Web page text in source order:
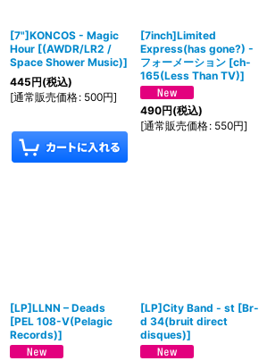
[7"]KONCOS - Magic
Hour [(AWDR/LR2 /
Space Shower Music)]
445円(税込)
[通常販売価格: 500円]
[7inch]Limited
Express(has gone?) -
フォーメーション [ch-
165(Less Than TV)]
490円(税込)
[通常販売価格: 550円]
[LP]LLNN ‎– Deads
[PEL 108-V(Pelagic
Records)]
[LP]City Band - st [Br-
d 34(bruit direct
disques)]